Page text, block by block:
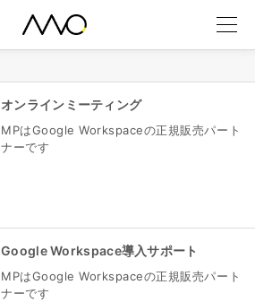
オンラインミーティング
MPはGoogle Workspaceの正規販売パート
ナーです
Google Workspace導入サポート
MPはGoogle Workspaceの正規販売パート
ナーです